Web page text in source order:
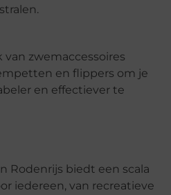
zwemaccessoires
en flippers om je
en effectiever te
Rodenrijs biedt een scala
iedereen, van recreatieve